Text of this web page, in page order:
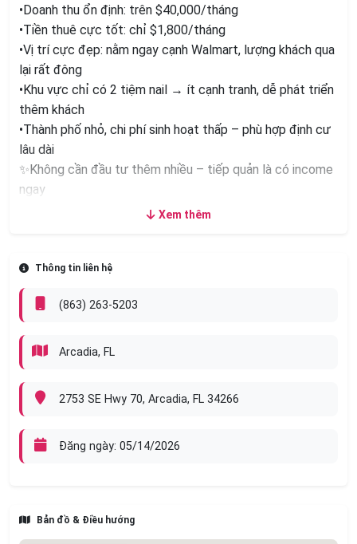
•Doanh thu ổn định: trên $40,000/tháng
•Tiền thuê cực tốt: chỉ $1,800/tháng
•Vị trí cực đẹp: nằm ngay cạnh Walmart, lượng khách qua
lại rất đông
•Khu vực chỉ có 2 tiệm nail → ít cạnh tranh, dễ phát triển
thêm khách
•Thành phố nhỏ, chi phí sinh hoạt thấp – phù hợp định cư
lâu dài
✨Không cần đầu tư thêm nhiều – tiếp quản là có income
ngay
✨Tiệm nằm khu vực thuận lợi, khách ổn định, phù hợp cho
✨Cơ hội tốt cho anh/chị muốn đầu tư hoặc làm chủ tiệm
nail tại Florida!
✨Liên hệ ngay:
Phone
lại lời nhắn)
✨ Nếu mở thêm Chủ Nhật, income có thể tăng cao hơn
Thank You !
Xem thêm
Thông tin liên hệ
(863) 263-5203
Arcadia, FL
2753 SE Hwy 70, Arcadia, FL 34266
Đăng ngày: 05/14/2026
Bản đồ & Điều hướng